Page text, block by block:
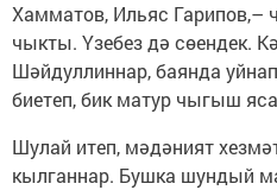
Хамматов, Ильяс Гарипов,–
чыкты. Үзебез дә сөендек.
Шәйдуллиннар, баянда
биетеп, бик матур чыгыш
Шулай итеп, мәдәният
кылганнар. Бушка шундый